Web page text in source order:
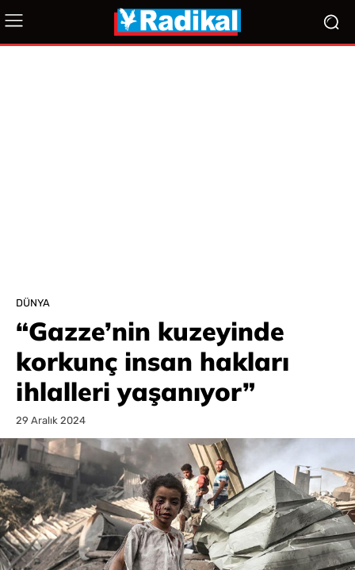
DÜNYA
“Gazze’nin kuzeyinde
korkunç insan hakları
ihlalleri yaşanıyor”
29 Aralık 2024